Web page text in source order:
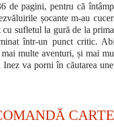
de pagini, pentru că
șocante m-au
sufletul la gură de la
într-un punct critic.
multe aventuri, și mai
Inez va porni în căutarea